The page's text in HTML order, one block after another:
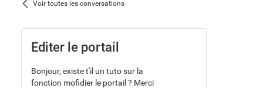
Voir toutes les conversations
toutes
les
conversations
Editer le portail
Bonjour, existe t'il un tuto sur la
fonction mofidier le portail ? Merci